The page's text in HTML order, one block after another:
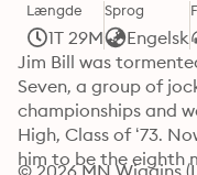
Længde
1T 29M
Sprog
Engelsk
Jim Bill was
Seven, a group of
championships and
High, Class of ‘73.
him to be the eighth
© 2026 MN Wiggins